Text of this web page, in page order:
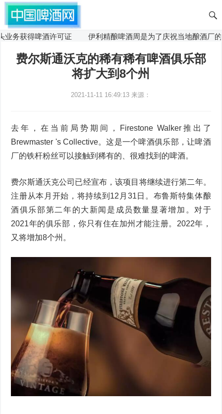
务获得啤酒许可证 伊利精酿啤酒周是为了庆祝当地酿酒厂的
费尔斯通沃克的稀有稀有啤酒俱乐部
将扩大到8个州
2021-11-11 16:49:13 来源：
去年，在当前局势期间，Firestone Walker推出了
Brewmaster 's Collective。这是一个啤酒俱乐部，让啤酒
厂的铁杆粉丝可以接触到稀有的、很难找到的啤酒。
费尔斯通沃克公司已经宣布，该项目将继续进行第二年。
注册从本月开始，将持续到12月31日。布鲁斯特集体酿
酒俱乐部第二年的大新闻是成员数量显著增加。对于
2021年的俱乐部，你只有住在加州才能注册。2022年，
又将增加8个州。